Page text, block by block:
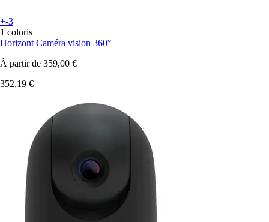
+-3
1 coloris
Horizont Caméra vision 360°
À partir de 359,00 €
352,19 €